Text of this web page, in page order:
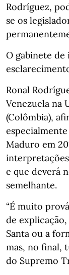
Rodríguez,
se os
O gabinete
Ronal
Venezuela na
(Colômbia),
Maduro em
e que deverá
semelhante.
“É muito
de
Santa ou a
mas, no final,
do Supremo